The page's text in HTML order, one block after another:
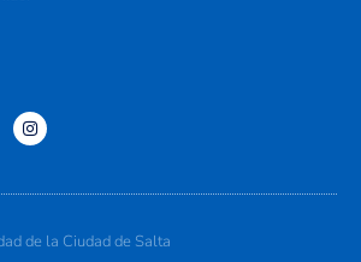
de la Ciudad de Salta